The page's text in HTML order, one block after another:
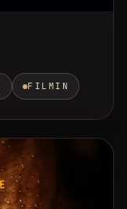
FILMIN